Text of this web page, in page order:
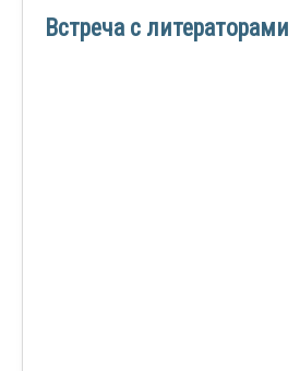
Встреча с литераторами